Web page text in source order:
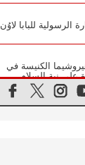
الرسولية للبابا لاوُن
٨١ لحادثة هيروشيما الكنيسة في
البابا ستعزز